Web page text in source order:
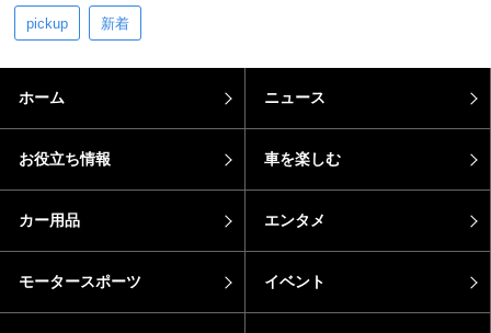
pickup 新着
ホーム ニュース
お役立ち情報 車を楽しむ
カー用品 エンタメ
モータースポーツ イベント